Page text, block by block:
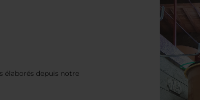
élaborés depuis notre